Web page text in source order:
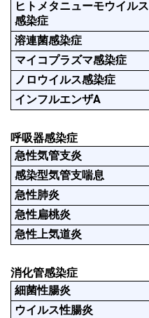
ヒトメタニューモウイルス
感染症
溶連菌感染症
マイコプラズマ感染症
ノロウイルス感染症
インフルエンザA
呼吸器感染症
急性気管支炎
感染型気管支喘息
急性肺炎
急性扁桃炎
急性上気道炎
消化管感染症
細菌性腸炎
ウイルス性腸炎